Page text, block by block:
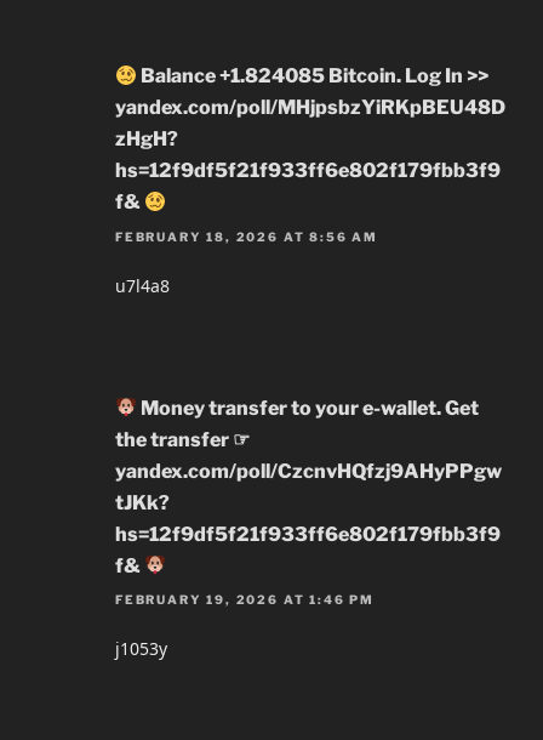
Balance +1.824085 Bitcoin. Log In >>
yandex.com/poll/MHjpsbzYiRKpBEU48D
zHgH?
hs=12f9df5f21f933ff6e802f179fbb3f9
f&
FEBRUARY 18, 2026 AT 8:56 AM
u7l4a8
Money transfer to your e-wallet. Get
the transfer ☞
yandex.com/poll/CzcnvHQfzj9AHyPPgw
tJKk?
hs=12f9df5f21f933ff6e802f179fbb3f9
f&
FEBRUARY 19, 2026 AT 1:46 PM
j1053y